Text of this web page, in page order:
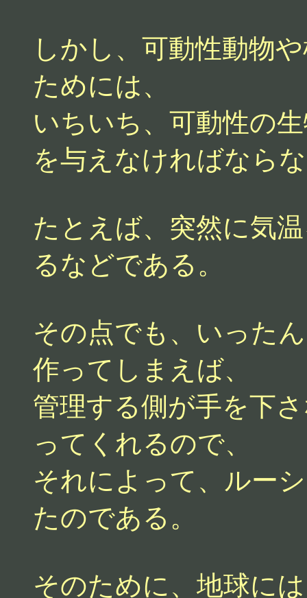
しかし、可動性動物
ためには、
いちいち、可動性の
を与えなければなら
たとえば、突然に気
るなどである。
その点でも、いった
作ってしまえば、
管理する側が手を下
ってくれるので、
それによって、ルー
たのである。
そのために、地球に